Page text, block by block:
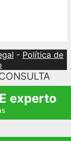
- Política de
experto